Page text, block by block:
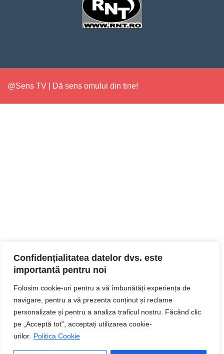
Confidențialitatea datelor dvs. este
importantă pentru noi
Folosim cookie-uri pentru a vă îmbunătăți experiența de
navigare, pentru a vă prezenta conținut și reclame
personalizate și pentru a analiza traficul nostru. Făcând clic
pe „Acceptă tot”, acceptați utilizarea cookie-
urilor. Politica Cookie
@Sens TV | Dă sens omului din tine!